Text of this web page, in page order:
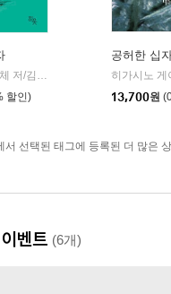
프리드리히 니체 저/김철 편역
할인)
공허한 십
13,700원
서 선택된 태그에 등록된 더 많은
벤트 (6개)